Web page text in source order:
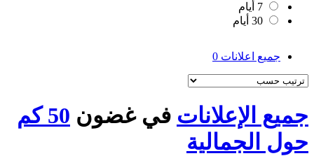
7 أيام
30 أيام
جميع اعلانات 0
جميع الإعلانات في غضون
50 كم
حول الجمالية